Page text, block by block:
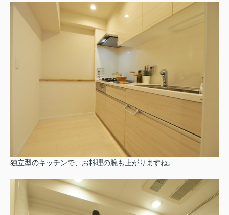
独立型のキッチンで、お料理の腕も上がりますね。